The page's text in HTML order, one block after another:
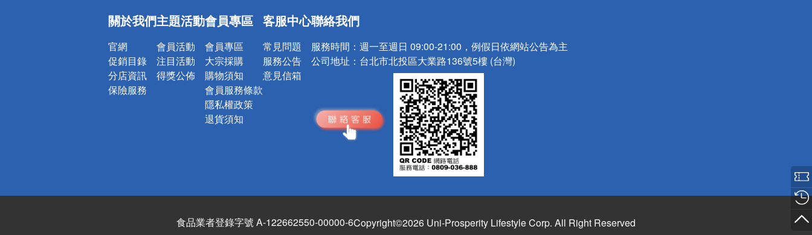
詐騙網頁！請小心！
關於我們
官網
促銷目錄
分店資訊
保險服務
主題活動
會員活動
注目活動
得獎公佈
會員專區
會員專區
大宗採購
購物須知
會員服務條款
隱私權政策
退貨須知
客服中心
常見問題
服務公告
意見信箱
聯絡我們
服務時間： 週一至週日 09:00-21:00，例假日依網站公告為主
公司地址： 台北市北投區大業路136號5樓 (台灣)
食品業者登錄字號 A-122662550-00000-6Copyright©2026 Uni-Prosperity Lifestyle Corp. All Right Reserved